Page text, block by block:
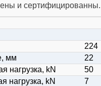
и сертифицированны.
224
мм
22
нагрузка, kN
50
нагрузка, kN
7